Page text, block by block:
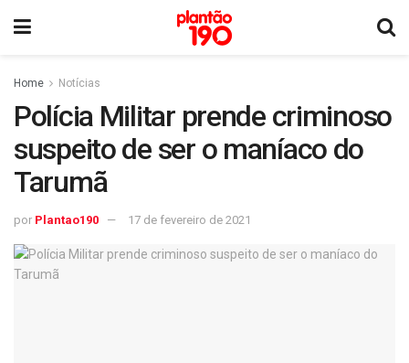
Home Notícias
Polícia Militar prende criminoso
suspeito de ser o maníaco do
Tarumã
por Plantao190 17 de fevereiro de 2021